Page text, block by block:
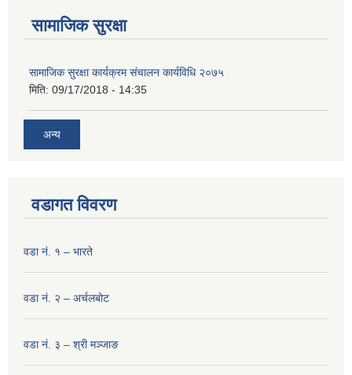
सामाजिक सुरक्षा
सामाजिक सुरक्षा कार्यक्रम संचालन कार्यविधि २०७५
मिति: 09/17/2018 - 14:35
अन्य
वडागत विवरण
वडा नं. १ – भारते
वडा नं. २ – अर्चलबोट
वडा नं. ३ – श्री मञ्‍जाङ